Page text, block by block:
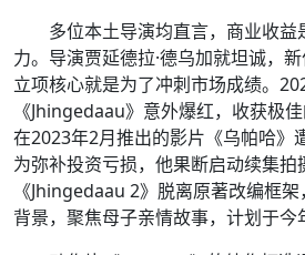
多位本土导演均直言，商业收
力。导演贾延德拉·德乌加就坦诚，
立项核心就是为了冲刺市场成绩。
《Jhingedaau》意外爆红，收获极
在2023年2月推出的影片《乌帕哈》
为弥补投资亏损，他果断启动续集拍
《Jhingedaau 2》脱离原著改编框
背景，聚焦母子亲情故事，计划于今